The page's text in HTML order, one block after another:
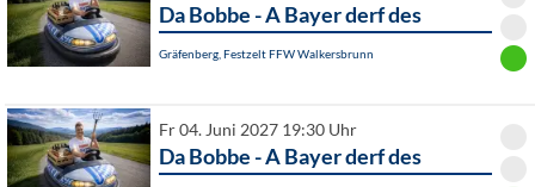
Da Bobbe - A Bayer derf des
Gräfenberg, Festzelt FFW Walkersbrunn
Fr 04. Juni 2027 19:30 Uhr
Da Bobbe - A Bayer derf des